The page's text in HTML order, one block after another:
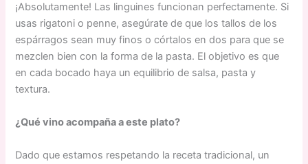
¡Absolutamente! Las linguines funcionan perfectamente. Si
usas rigatoni o penne, asegúrate de que los tallos de los
espárragos sean muy finos o córtalos en dos para que se
mezclen bien con la forma de la pasta. El objetivo es que
en cada bocado haya un equilibrio de salsa, pasta y
textura.
¿Qué vino acompaña a este plato?
Dado que estamos respetando la receta tradicional, un